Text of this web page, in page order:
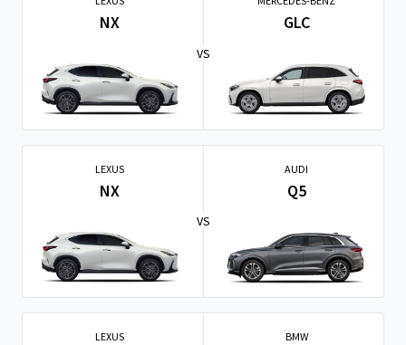
NX
VS
GLC
LEXUS
NX
VS
AUDI
Q5
LEXUS BMW